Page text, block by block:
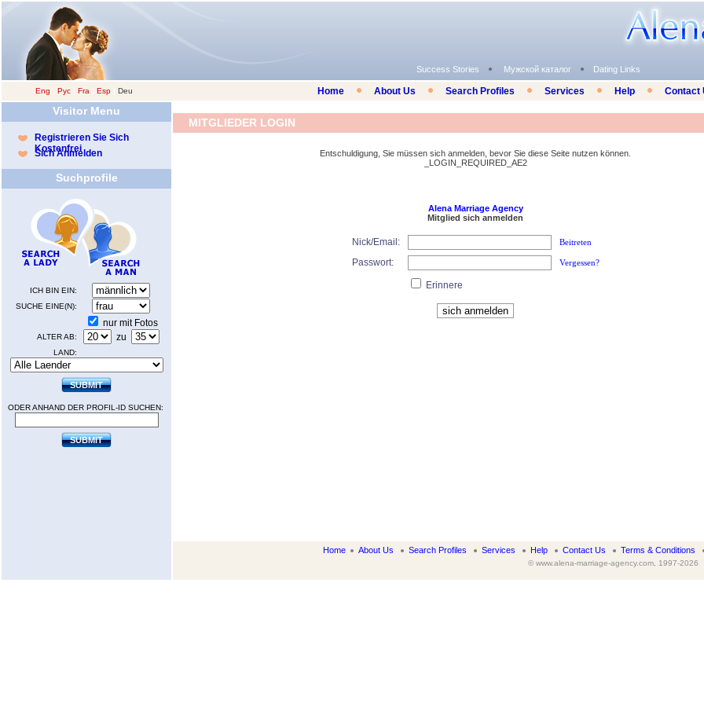
Success Stories Мужской каталог Dating Links
Eng Рус Fra Esp Deu Home About Us Search Profiles Services Help Contact
Visitor Menu
Registrieren Sie Sich
Kostenfrei
Sich Anmelden
Suchprofile
ICH BIN EIN:
SUCHE EINE(N):
nur mit Fotos
ALTER AB: zu
LAND:
ODER ANHAND DER PROFIL-ID SUCHEN:
MITGLIEDER LOGIN
Entschuldigung, Sie müssen sich anmelden, bevor Sie diese Seite nutzen können.
_LOGIN_REQUIRED_AE2
Alena Marriage Agency
Mitglied sich anmelden
Nick/Email: Beitreten
Passwort: Vergessen?
Erinnere
Home About Us Search Profiles Services Help Contact Us Terms & Conditions
© www.alena-marriage-agency.com, 1997-2026